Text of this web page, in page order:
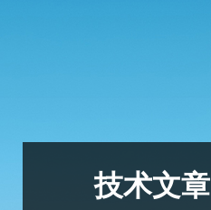
技术文章